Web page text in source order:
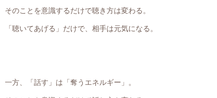
そのことを意識するだけで聴き方は変わる。
「聴いてあげる」だけで、相手は元気になる。
一方、「話す」は「奪うエネルギー」。